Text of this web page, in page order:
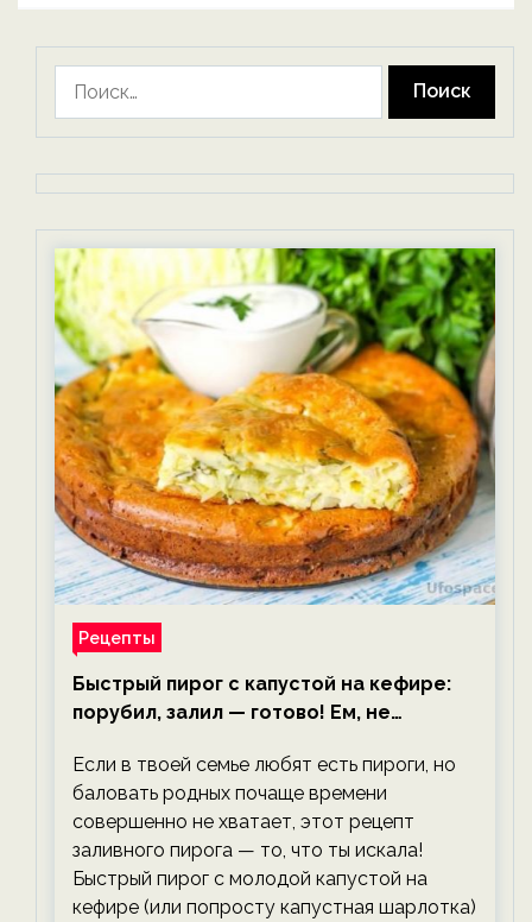
Рецепты
Быстрый пирог с капустой на кефире:
порубил, залил — готово! Ем, не
Если в твоей семье любят есть пироги, но
баловать родных почаще времени
совершенно не хватает, этот рецепт
заливного пирога — то, что ты искала!
Быстрый пирог с молодой капустой на
кефире (или попросту капустная шарлотка)